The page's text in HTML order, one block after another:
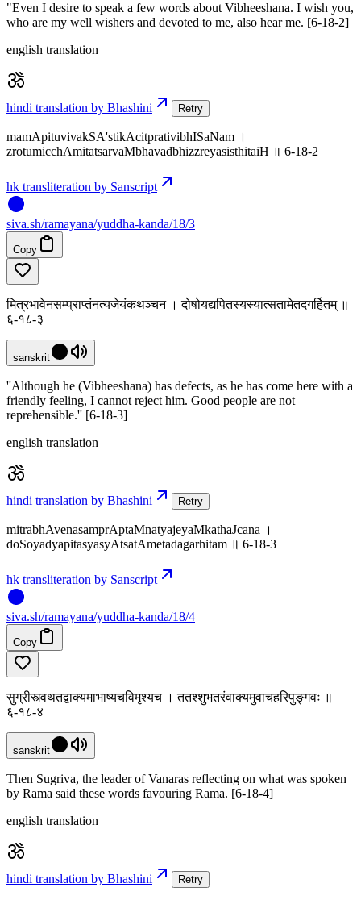
"Even I desire to speak a few words about Vibheeshana. I wish you,
who are my well wishers and devoted to me, also hear me. [6-18-2]
english translation
hindi translation by Bhashini Retry
mamApituvivakSA'stikAcitprativibhISaNam ।
zrotumicchAmitatsarvaMbhavadbhizzreyasisthitaiH ॥ 6-18-2
hk transliteration by Sanscript
siva.sh/ramayana/yuddha-kanda/18/3
Copy
मित्रभावेनसम्प्राप्तंनत्यजेयंकथञ्चन । दोषोयद्यपितस्यस्यात्सतामेतदगर्हितम् ॥
६-१८-३
sanskrit
''Although he (Vibheeshana) has defects, as he has come here with a
friendly feeling, I cannot reject him. Good people are not
reprehensible.'' [6-18-3]
english translation
hindi translation by Bhashini Retry
mitrabhAvenasamprAptaMnatyajeyaMkathaJcana ।
doSoyadyapitasyasyAtsatAmetadagarhitam ॥ 6-18-3
hk transliteration by Sanscript
siva.sh/ramayana/yuddha-kanda/18/4
Copy
सुग्रीस्त्वथतद्वाक्यमाभाष्यचविमृश्यच । ततश्शुभतरंवाक्यमुवाचहरिपुङ्गवः ॥
६-१८-४
sanskrit
Then Sugriva, the leader of Vanaras reflecting on what was spoken
by Rama said these words favouring Rama. [6-18-4]
english translation
hindi translation by Bhashini Retry